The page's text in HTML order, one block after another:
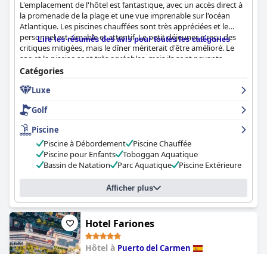
L'emplacement de l'hôtel est fantastique, avec un accès direct à
la promenade de la plage et une vue imprenable sur l'océan
Atlantique. Les piscines chauffées sont très appréciées et le
personnel est aimable et attentif. Le petit déjeuner a reçu des
critiques mitigées, mais le dîner mériterait d'être amélioré. Le
spa et la piscine sont très agréables, mais ils sont payants.
L'hôtel est adapté aux familles et propose de nombreuses
activités pour les enfants, ainsi que de nombreuses possibilités
de sorties nocturnes dans les environs. Les lits sont confortables
et l'hôtel offre un séjour relaxant et agréable dans l'ensemble.
Lire les résumés des avis pour toutes les catégories
Catégories
Luxe
Golf
Piscine
Piscine à Débordement
Piscine Chauffée
Piscine pour Enfants
Toboggan Aquatique
Bassin de Natation
Parc Aquatique Piscine Extérieure
Afficher plus
Hotel Fariones
Hôtel à Puerto del Carmen